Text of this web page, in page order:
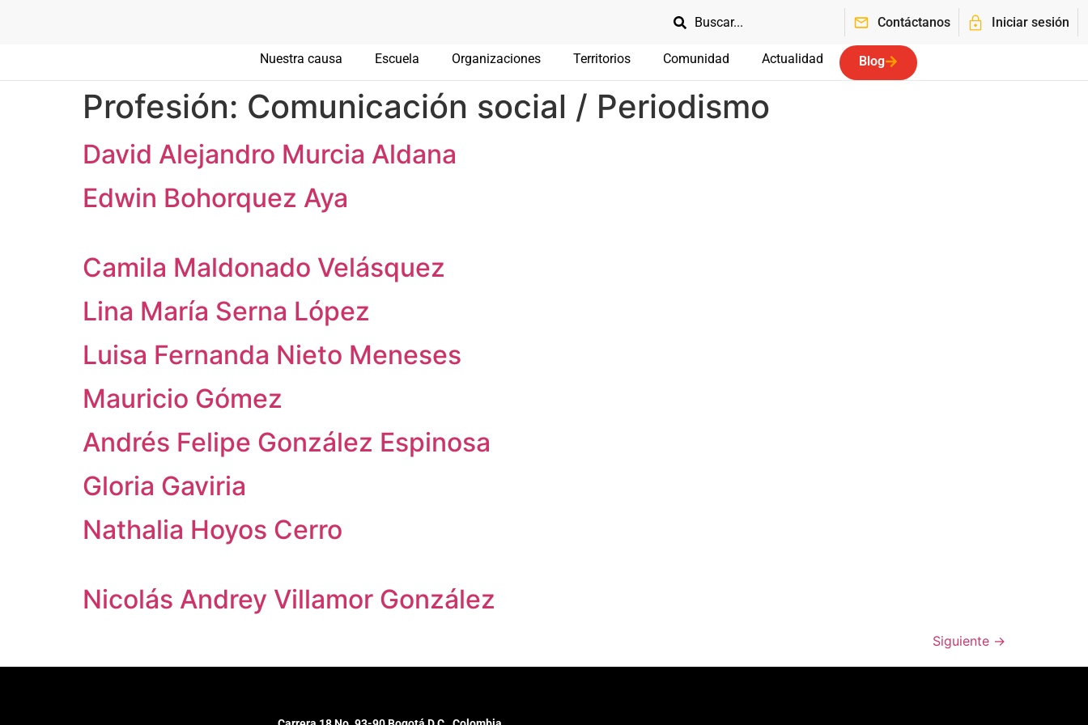
Contáctanos Iniciar sesión
Nuestra causa Escuela Organizaciones Territorios Comunidad Actualidad Blog
Profesión: Comunicación social / Periodismo
David Alejandro Murcia Aldana
Edwin Bohorquez Aya
Camila Maldonado Velásquez
Lina María Serna López
Luisa Fernanda Nieto Meneses
Mauricio Gómez
Andrés Felipe González Espinosa
Gloria Gaviria
Nathalia Hoyos Cerro
Nicolás Andrey Villamor González
Siguiente →